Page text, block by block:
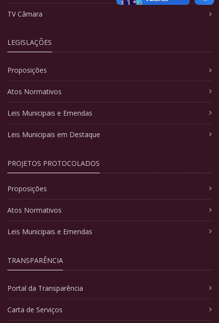
TV Câmara
LEGISLAÇÕES
Proposições
Atos Normativos
Leis Municipais e Emendas
Leis Municipais em Destaque
PROJETOS PROTOCOLADOS
Proposições
Atos Normativos
Leis Municipais e Emendas
TRANSPARÊNCIA
Portal da Transparência
Carta de Serviços